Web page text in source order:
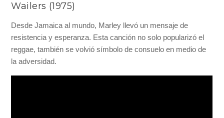
Wailers (1975)
Desde Jamaica al mundo, Marley llevó un mensaje de
resistencia y esperanza. Esta canción no solo popularizó el
reggae, también se volvió símbolo de consuelo en medio de
la adversidad.